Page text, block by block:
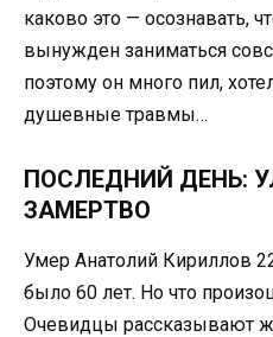
каково это — осознавать,
вынужден заниматься
поэтому он много пил,
душевные травмы…
ПОСЛЕДНИЙ ДЕНЬ:
ЗАМЕРТВО
Умер Анатолий Кириллов
было 60 лет. Но что
Очевидцы рассказывают